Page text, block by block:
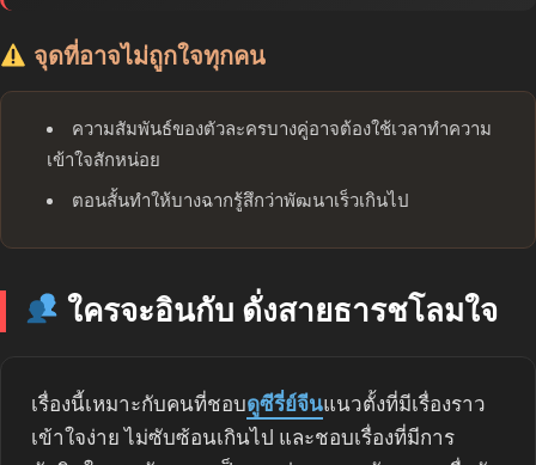
จุดที่อาจไม่ถูกใจทุกคน
ความสัมพันธ์ของตัวละครบางคู่อาจต้องใช้เวลาทำความ
เข้าใจสักหน่อย
ตอนสั้นทำให้บางฉากรู้สึกว่าพัฒนาเร็วเกินไป
ใครจะอินกับ ดั่งสายธารชโลมใจ
เรื่องนี้เหมาะกับคนที่ชอบดูซีรี่ย์จีนแนวตั้งที่มีเรื่องราว
เข้าใจง่าย ไม่ซับซ้อนเกินไป และชอบเรื่องที่มีการ